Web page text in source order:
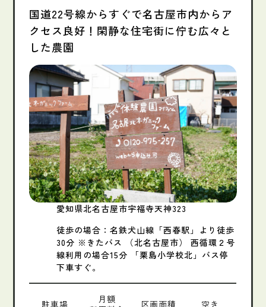
国道22号線からすぐで名古屋市内からア
クセス良好！閑静な住宅街に佇む広々と
した農園
愛知県北名古屋市宇福寺天神323
徒歩の場合：名鉄犬山線「西春駅」より徒歩
30分 ※きたバス （北名古屋市） 西循環２号
線利用の場合15分 「栗島小学校北」バス停
下車すぐ。
駐車場
月額
区画面積 空き